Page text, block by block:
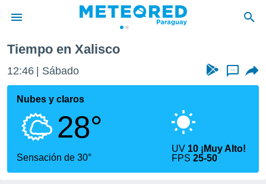
de
ha
calidad.
a este
las
Tiempo en Xalisco
12:46 Sábado ...
Nubes y claros
28°
Sensación de 30°
UV 10 ¡Muy Alto!
FPS25-50